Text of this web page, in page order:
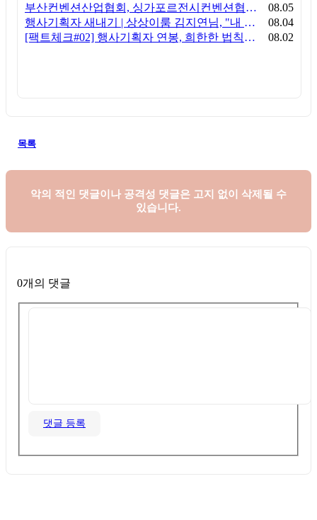
부산컨벤션산업협회, 싱가포르전시컨벤션협회(SACEOS)와 업무협약 체결… 아시아 마이스 협력 확대
08.05
행사기획자 새내기 | 상상이룸 김지연님, "내 맘대로, 내 뜻대로 행사를 만든다
08.04
[팩트체크#02] 행사기획자 연봉, 희한한 법칙~ '첨에는 비실, 3년만 지나면 튼실'
08.02
목록
악의 적인 댓글이나 공격성 댓글은 고지 없이 삭제될 수
있습니다.
0개의 댓글
댓글 등록